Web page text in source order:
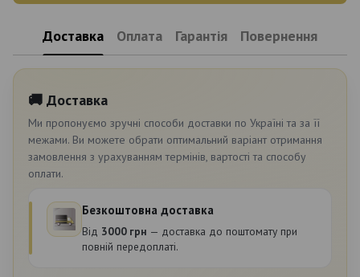
Доставка Оплата Гарантія Повернення
🚚 Доставка
Ми пропонуємо зручні способи доставки по Україні та за її
межами. Ви можете обрати оптимальний варіант отримання
замовлення з урахуванням термінів, вартості та способу
оплати.
Безкоштовна доставка
Від 3000 грн — доставка до поштомату при
повній передоплаті.